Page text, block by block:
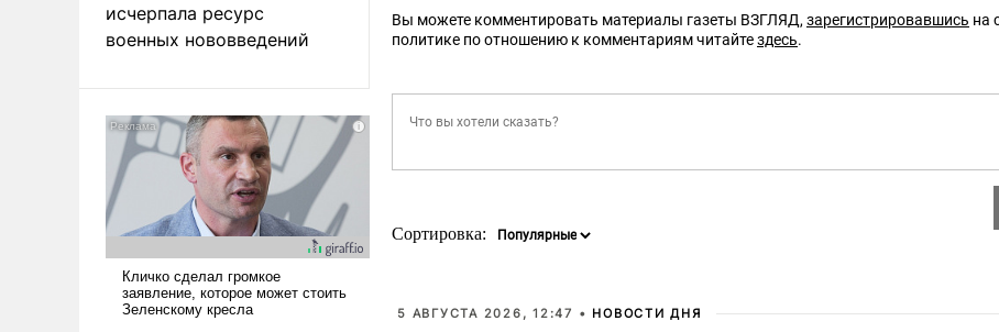
исчерпала ресурс
военных нововведений
Вы можете комментировать материалы газеты ВЗГЛЯД, зарегистрировавшись на
политике по отношению к комментариям читайтездесь.
Сортировка:
5 АВГУСТА 2026, 12:47 • НОВОСТИ ДНЯ